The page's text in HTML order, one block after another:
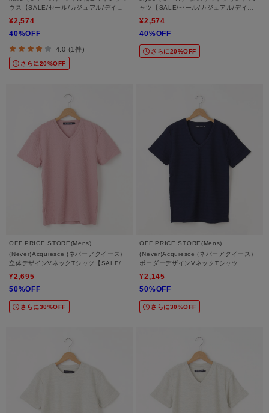
ウス【SALE/セール/カジュアル/デイリ
¥2,574
40%OFF
4.0 (1件)
さらに20%OFF
ャツ【SALE/セール/カジュアル/デイリ
¥2,574
40%OFF
さらに20%OFF
OFF PRICE STORE(Mens)
(Never)Acquiesce (ネバーアクイース)
立体デザインVネックTシャツ【SALE/セ
いめカジュアル】
¥2,695
50%OFF
さらに30%OFF
OFF PRICE STORE(Mens)
(Never)Acquiesce (ネバーアクイース)
ボーダーデザインVネックTシャツ
レンド/きれいめカジュアル】
¥2,145
50%OFF
さらに30%OFF